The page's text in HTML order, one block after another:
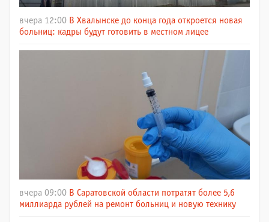
вчера 12:00 В Хвалынске до конца года откроется новая
больниц: кадры будут готовить в местном лицее
вчера 09:00 В Саратовской области потратят более 5,6
миллиарда рублей на ремонт больниц и новую технику